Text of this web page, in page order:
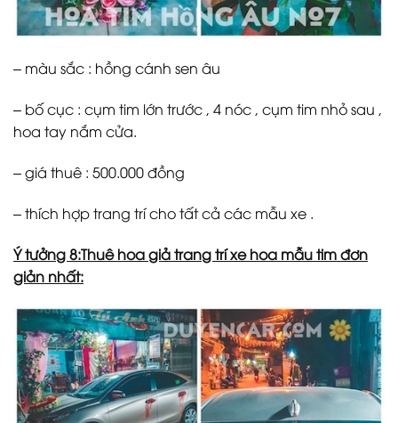
– màu sắc : hồng cánh sen âu
– bố cục : cụm tim lớn trước , 4 nóc , cụm tim nhỏ sau ,
hoa tay nắm cửa.
– giá thuê : 500.000 đồng
– thích hợp trang trí cho tất cả các mẫu xe .
Ý tưởng 8:Thuê hoa giả trang trí xe hoa mẫu tim đơn
giản nhất: